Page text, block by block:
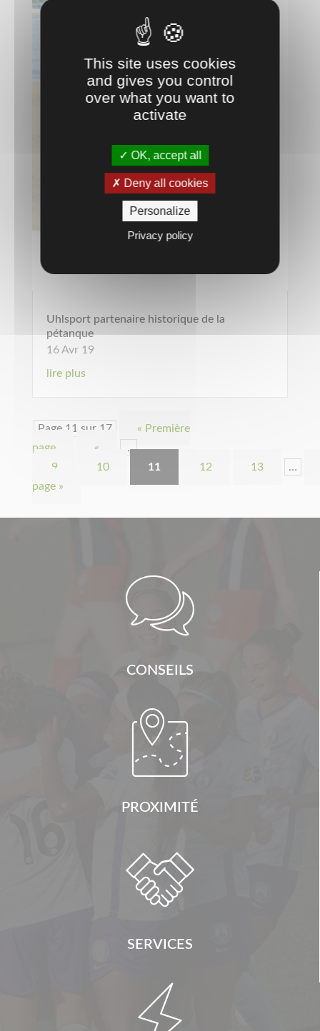
Uhlsport partenaire historique de la
pétanque
16 Avr 19
lire plus
Page 11 sur 17
« Première
page
«
…
9
10 11 12 13
…
page »

CONSEILS

PROXIMITÉ

SERVICES

This site uses cookies
and gives you control
over what you want to
activate
OK, accept all
Deny all cookies
Personalize
Privacy policy